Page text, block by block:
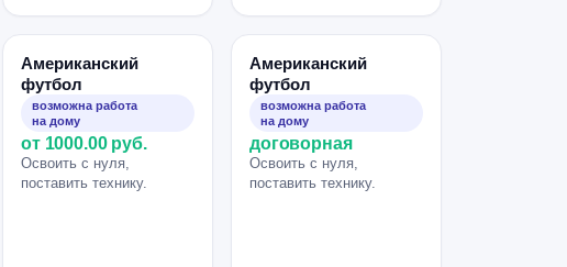
Американский
футбол
возможна работа
на дому
от 1000.00 руб.
Освоить с нуля,
поставить технику.
Американский
футбол
возможна работа
на дому
договорная
Освоить с нуля,
поставить технику.